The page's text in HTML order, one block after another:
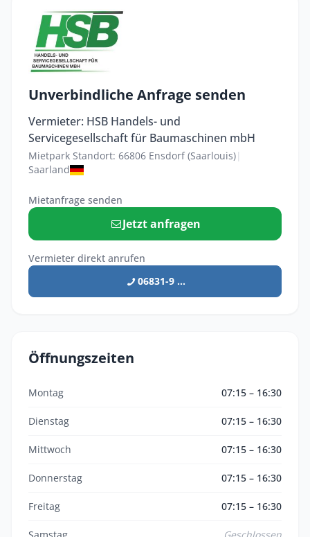
Unverbindliche Anfrage senden
Vermieter: HSB Handels- und
Servicegesellschaft für Baumaschinen mbH
Mietpark Standort: 66806 Ensdorf (Saarlouis)|
Saarland
Mietanfrage senden
Jetzt anfragen
Vermieter direkt anrufen
06831-9 ...
Öffnungszeiten
Montag 07:15 – 16:30
Dienstag 07:15 – 16:30
Mittwoch 07:15 – 16:30
Donnerstag 07:15 – 16:30
Freitag 07:15 – 16:30